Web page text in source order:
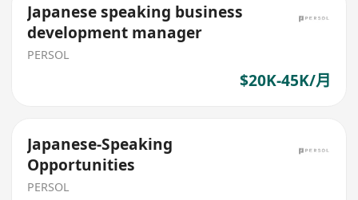
Japanese speaking business
development manager
PERSOL
$20K-45K/月
Japanese-Speaking
Opportunities
PERSOL